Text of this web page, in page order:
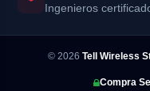
Ingenieros
© 2026 Tell Wireless
Compra